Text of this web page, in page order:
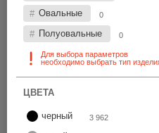
Овальные 0
Полуовальные 0
Для выбора параметров
необходимо выбрать тип
ЦВЕТА
черный 3 962